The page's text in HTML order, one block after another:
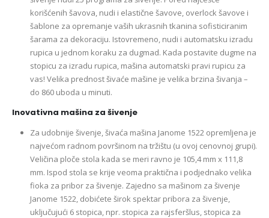
korišćenih šavova, nudi i elastične šavove, overlock šavove i
šablone za opremanje vaših ukrasnih tkanina sofisticiranim
šarama za dekoraciju. Istovremeno, nudi i automatsku izradu
rupica u jednom koraku za dugmad. Kada postavite dugme na
stopicu za izradu rupica, mašina automatski pravi rupicu za
vas! Velika prednost šivaće mašine je velika brzina šivanja –
do 860 uboda u minuti.
Inovativna mašina za šivenje
Za udobnije šivenje, šivaća mašina Janome 1522 opremljena je
najvećom radnom površinom na tržištu (u ovoj cenovnoj grupi).
Veličina ploče stola kada se meri ravno je 105,4 mm x 111,8
mm. Ispod stola se krije veoma praktična i podjednako velika
fioka za pribor za šivenje. Zajedno sa mašinom za šivenje
Janome 1522, dobićete širok spektar pribora za šivenje,
uključujući 6 stopica, npr. stopica za rajsferšlus, stopica za